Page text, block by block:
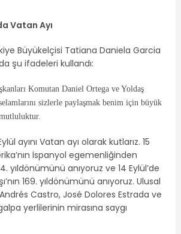
Vatan Ayı
Büyükelçisi Tatiana Daniela Garcia
şu ifadeleri kullandı:
Komutan Daniel Ortega ve Yoldaş
sizlerle paylaşmak benim için büyük
ayını Vatan ayı olarak kutlarız. 15
İspanyol egemenliğinden
yıldönümünü anıyoruz ve 14 Eylül’de
169. yıldönümünü anıyoruz. Ulusal
Castro, José Dolores Estrada ve
yerlilerinin mirasına saygı